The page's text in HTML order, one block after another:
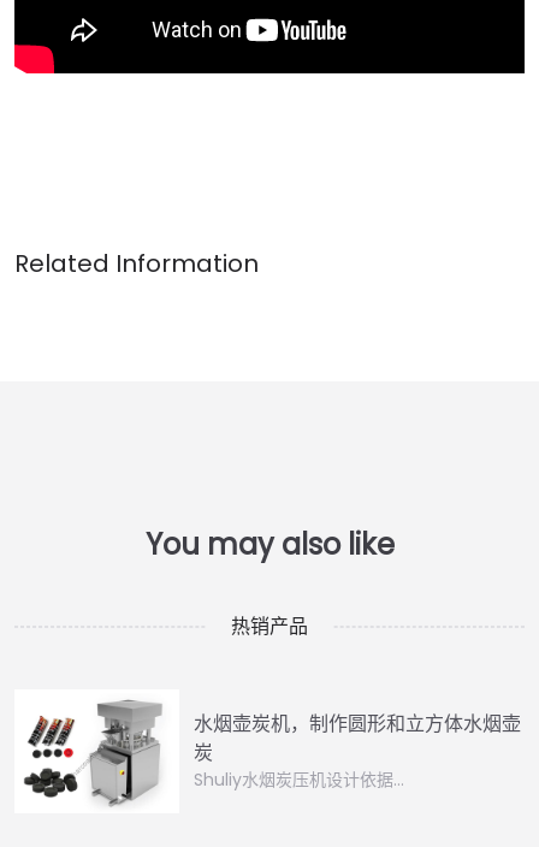
热销产品
水烟壶炭机，制作圆形和立方体水烟壶
炭
Shuliy水烟炭压机设计依据…